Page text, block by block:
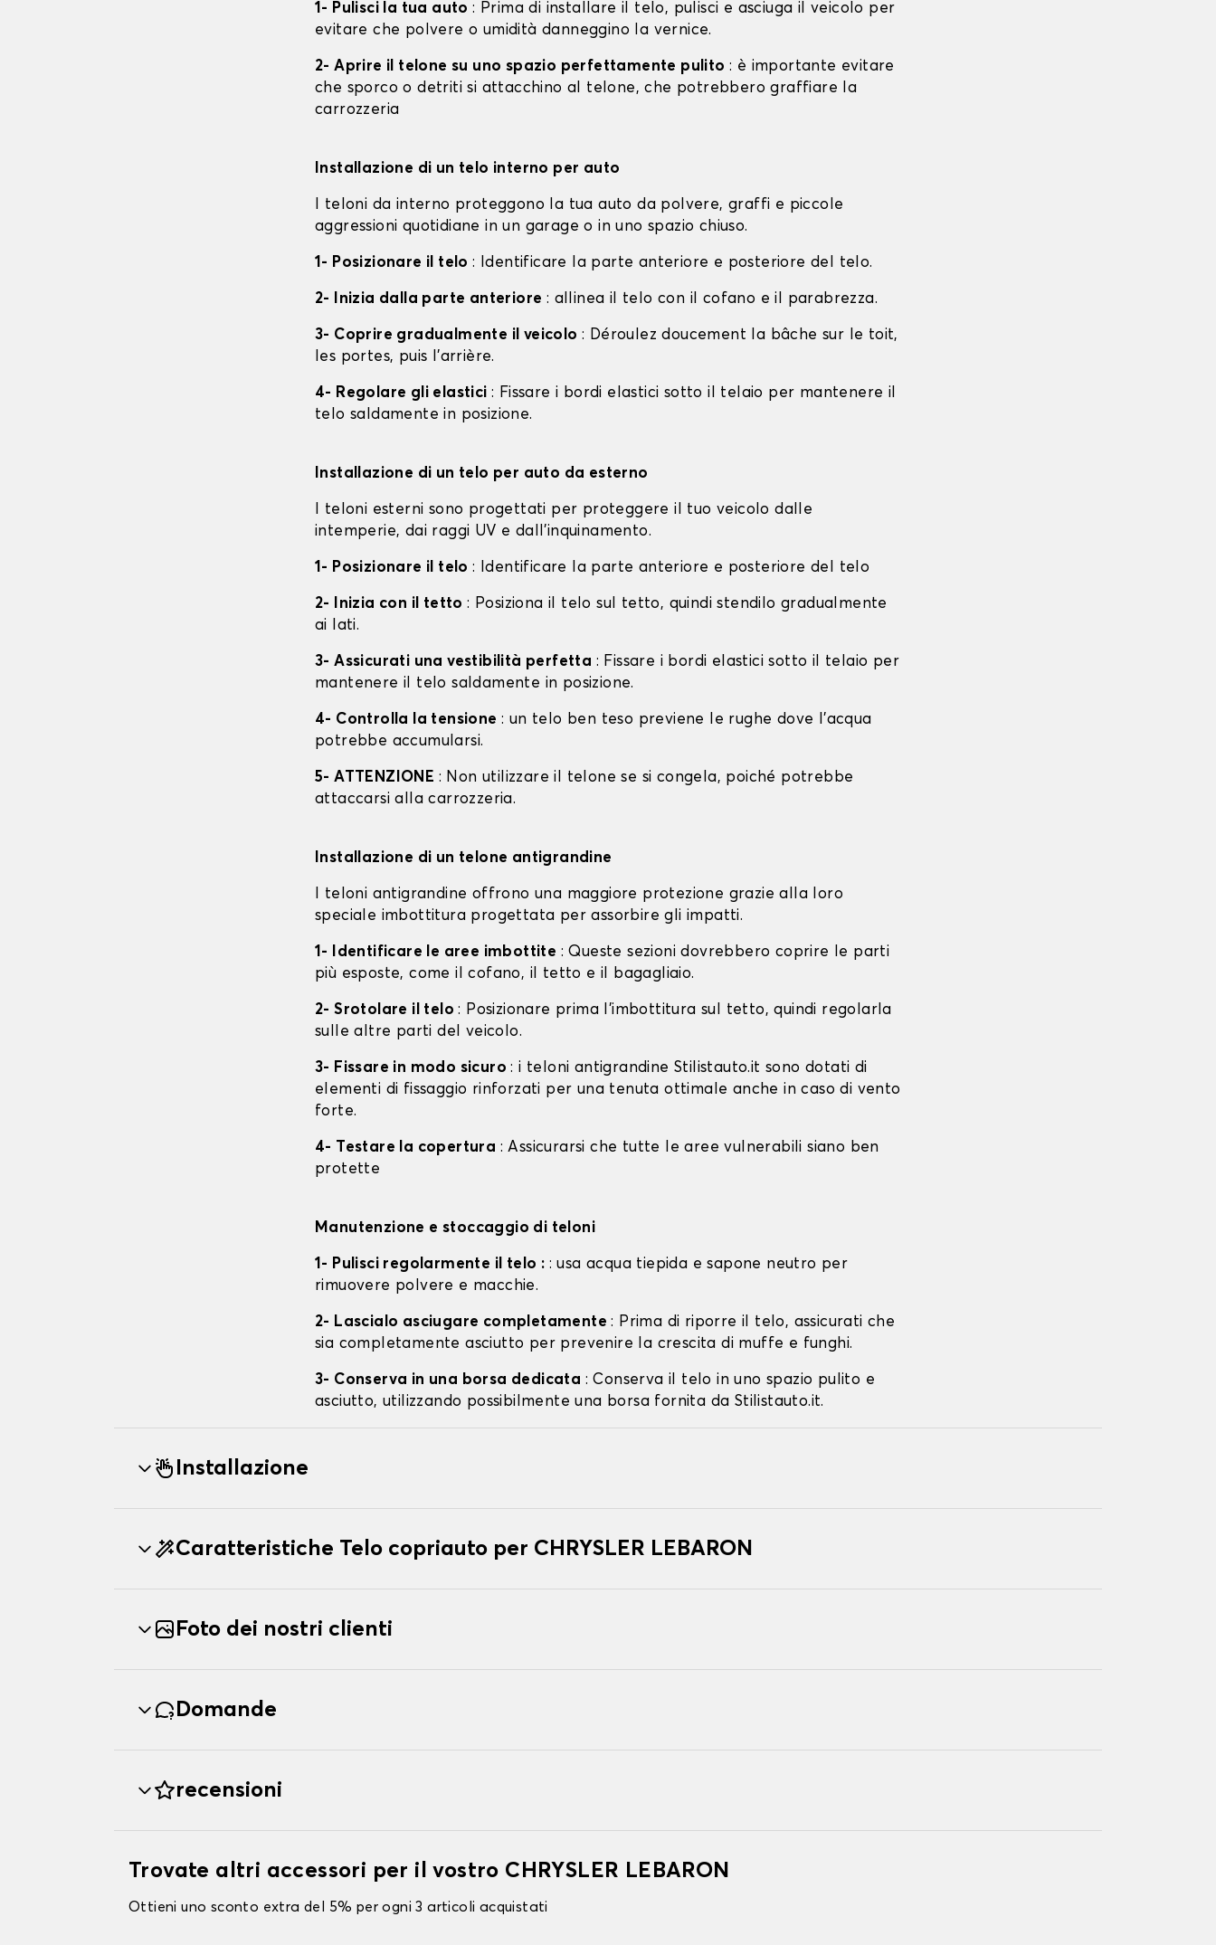
1- Pulisci la tua auto: Prima di installare il telo, pulisci e asciuga il veicolo per
evitare che polvere o umidità danneggino la vernice.
2- Aprire il telone su uno spazio perfettamente pulito : è importante evitare
che sporco o detriti si attacchino al telone, che potrebbero graffiare la
carrozzeria
Installazione di un telo interno per auto
I teloni da interno proteggono la tua auto da polvere, graffi e piccole
aggressioni quotidiane in un garage o in uno spazio chiuso.
1- Posizionare il telo: Identificare la parte anteriore e posteriore del telo.
2- Inizia dalla parte anteriore : allinea il telo con il cofano e il parabrezza.
3- Coprire gradualmente il veicolo : Déroulez doucement la bâche sur le toit,
les portes, puis l'arrière.
4- Regolare gli elastici : Fissare i bordi elastici sotto il telaio per mantenere il
telo saldamente in posizione.
Installazione di un telo per auto da esterno
I teloni esterni sono progettati per proteggere il tuo veicolo dalle
intemperie, dai raggi UV e dall'inquinamento.
1- Posizionare il telo: Identificare la parte anteriore e posteriore del telo
2- Inizia con il tetto: Posiziona il telo sul tetto, quindi stendilo gradualmente
ai lati.
3- Assicurati una vestibilità perfetta : Fissare i bordi elastici sotto il telaio per
mantenere il telo saldamente in posizione.
4- Controlla la tensione : un telo ben teso previene le rughe dove l'acqua
potrebbe accumularsi.
5- ATTENZIONE : Non utilizzare il telone se si congela, poiché potrebbe
attaccarsi alla carrozzeria.
Installazione di un telone antigrandine
I teloni antigrandine offrono una maggiore protezione grazie alla loro
speciale imbottitura progettata per assorbire gli impatti.
1- Identificare le aree imbottite : Queste sezioni dovrebbero coprire le parti
più esposte, come il cofano, il tetto e il bagagliaio.
2- Srotolare il telo: Posizionare prima l'imbottitura sul tetto, quindi regolarla
sulle altre parti del veicolo.
3- Fissare in modo sicuro: i teloni antigrandine Stilistauto.it sono dotati di
elementi di fissaggio rinforzati per una tenuta ottimale anche in caso di vento
forte.
4- Testare la copertura : Assicurarsi che tutte le aree vulnerabili siano ben
protette
Manutenzione e stoccaggio di teloni
1- Pulisci regolarmente il telo : : usa acqua tiepida e sapone neutro per
rimuovere polvere e macchie.
2- Lascialo asciugare completamente: Prima di riporre il telo, assicurati che
sia completamente asciutto per prevenire la crescita di muffe e funghi.
3- Conserva in una borsa dedicata : Conserva il telo in uno spazio pulito e
asciutto, utilizzando possibilmente una borsa fornita da Stilistauto.it.
Installazione
Caratteristiche Telo copriauto per CHRYSLER LEBARON
Foto dei nostri clienti
Domande
recensioni
Trovate altri accessori per il vostro CHRYSLER LEBARON
Ottieni uno sconto extra del 5% per ogni 3 articoli acquistati